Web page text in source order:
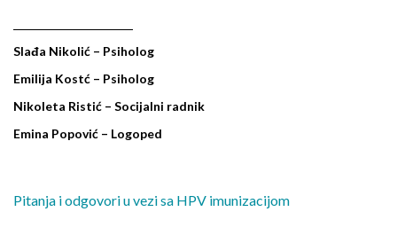
Slađa Nikolić – Psiholog
Emilija Kostć – Psiholog
Nikoleta Ristić – Socijalni radnik
Emina Popović – Logoped
Pitanja i odgovori u vezi sa HPV imunizacijom